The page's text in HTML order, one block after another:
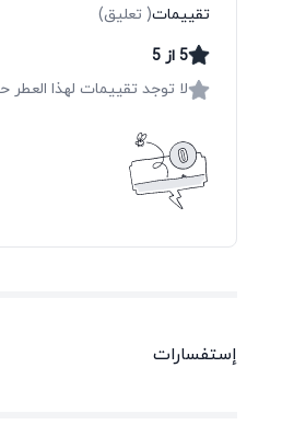
تقييمات( تعليق)
5 از 5
لا توجد تقييمات لهذا
إستفسارات